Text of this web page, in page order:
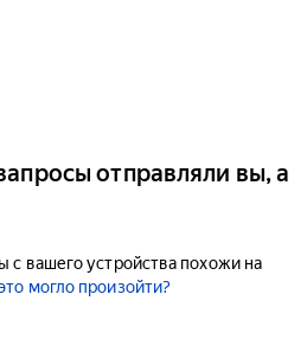
отправляли вы, а
с вашего устройства похожи на
могло произойти?